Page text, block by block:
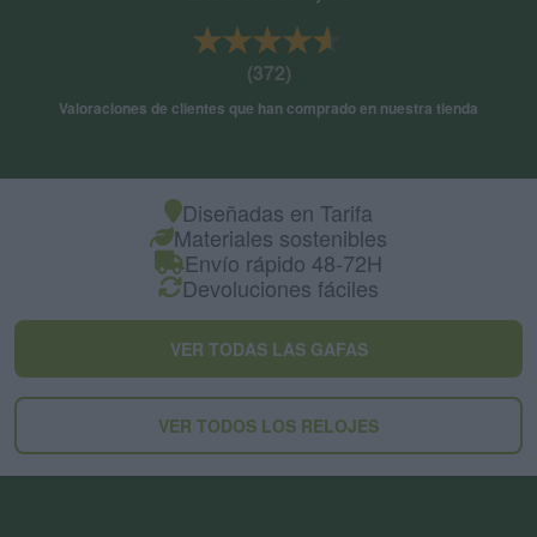
★★★★★
★★★★★
(372)
Valoraciones de clientes que han comprado en nuestra tienda
Diseñadas en Tarifa
Materiales sostenibles
Envío rápido 48-72H
Devoluciones fáciles
VER TODAS LAS GAFAS
VER TODOS LOS RELOJES